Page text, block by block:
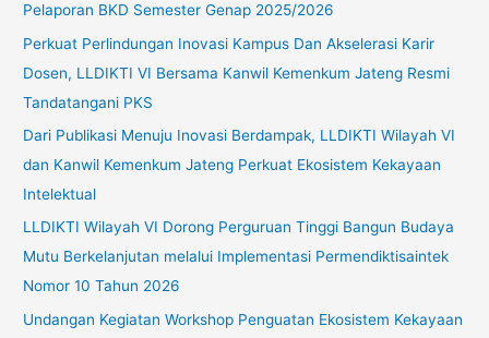
:
Pelaporan BKD Semester Genap 2025/2026
Perkuat Perlindungan Inovasi Kampus Dan Akselerasi Karir
Dosen, LLDIKTI VI Bersama Kanwil Kemenkum Jateng Resmi
Tandatangani PKS
Dari Publikasi Menuju Inovasi Berdampak, LLDIKTI Wilayah VI
dan Kanwil Kemenkum Jateng Perkuat Ekosistem Kekayaan
Intelektual
LLDIKTI Wilayah VI Dorong Perguruan Tinggi Bangun Budaya
Mutu Berkelanjutan melalui Implementasi Permendiktisaintek
Nomor 10 Tahun 2026
Undangan Kegiatan Workshop Penguatan Ekosistem Kekayaan